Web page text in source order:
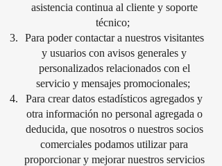
asistencia continua al cliente y soporte
técnico;
Para poder contactar a nuestros visitantes
y usuarios con avisos generales y
personalizados relacionados con el
servicio y mensajes promocionales;
Para crear datos estadísticos agregados y
otra información no personal agregada o
deducida, que nosotros o nuestros socios
comerciales podamos utilizar para
proporcionar y mejorar nuestros servicios